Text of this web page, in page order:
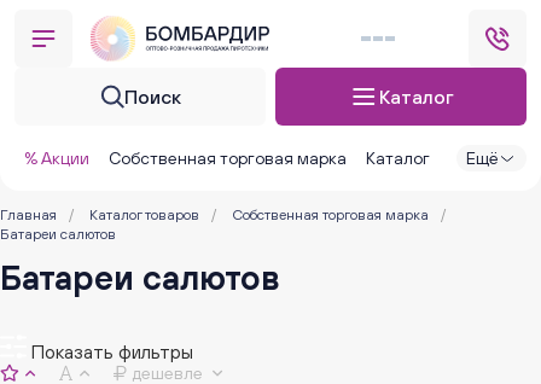
Поиск Каталог
% Акции Собственная торговая марка Каталог Ещё
Главная / Каталог товаров / Собственная торговая марка
/
Батареи салютов
Батареи салютов
Показать фильтры
дешевле